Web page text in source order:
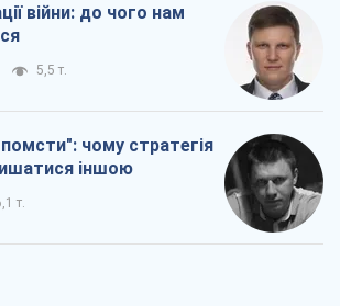
війни: до чого нам
5,5 т.
чому стратегія
іншою
т.